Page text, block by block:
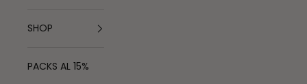
SHOP
PACKS AL 15%